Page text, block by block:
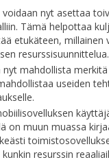
nyt asettaa
Tämä helpottaa
etukäteen,
resurssisuunnittelua.
nyt mahdollista
useiden
on muun muassa
resurssin